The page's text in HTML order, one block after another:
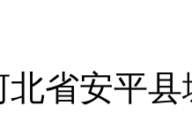
省安平